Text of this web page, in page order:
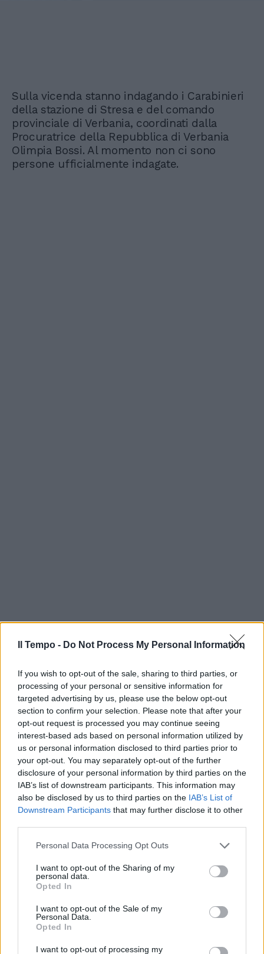
Il Tempo - Do Not Process My Personal Information
If you wish to opt-out of the sale, sharing to third parties, or
processing of your personal or sensitive information for
targeted advertising by us, please use the below opt-out
section to confirm your selection. Please note that after your
opt-out request is processed you may continue seeing
interest-based ads based on personal information utilized by
us or personal information disclosed to third parties prior to
your opt-out. You may separately opt-out of the further
disclosure of your personal information by third parties on the
IAB’s list of downstream participants. This information may
also be disclosed by us to third parties on the IAB’s List of
Downstream Participants that may further disclose it to other
Personal Data Processing Opt Outs
I want to opt-out of the Sharing of my
personal data.
Opted In
I want to opt-out of the Sale of my
Personal Data.
Opted In
I want to opt-out of processing my
Sulla vicenda stanno indagando i Carabinieri
della stazione di Stresa e del comando
provinciale di Verbania, coordinati dalla
Procuratrice della Repubblica di Verbania
Olimpia Bossi. Al momento non ci sono
persone ufficialmente indagate.
In evidenza